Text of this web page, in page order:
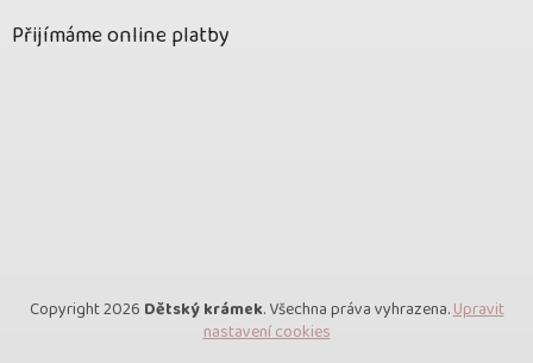
Přijímáme online platby
Copyright 2026 Dětský krámek. Všechna práva vyhrazena.Upravit
nastavení cookies